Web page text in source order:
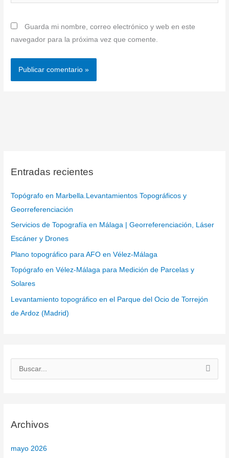
Guarda mi nombre, correo electrónico y web en este
navegador para la próxima vez que comente.
Entradas recientes
Topógrafo en Marbella.Levantamientos Topográficos y
Georreferenciación
Servicios de Topografía en Málaga | Georreferenciación, Láser
Escáner y Drones
Plano topográfico para AFO en Vélez-Málaga
Topógrafo en Vélez-Málaga para Medición de Parcelas y
Solares
Levantamiento topográfico en el Parque del Ocio de Torrejón
de Ardoz (Madrid)
a
Archivos
mayo 2026